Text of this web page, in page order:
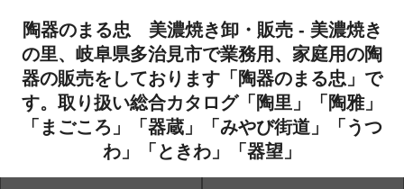
陶器のまる忠 美濃焼き卸・販売 - 美濃焼き
の里、岐阜県多治見市で業務用、家庭用の陶
器の販売をしております「陶器のまる忠」で
す。取り扱い総合カタログ「陶里」「陶雅」
「まごころ」「器蔵」「みやび街道」「うつ
わ」「ときわ」「器望」